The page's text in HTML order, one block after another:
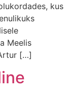
kus
Meelis
[…]